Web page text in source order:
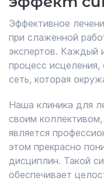
Эффективное
при слаженной
экспертов. Каждый
процесс
сеть, которая
Наша клиника для
своим
является
этом прекрасно
дисциплин. Такой
обеспечивает